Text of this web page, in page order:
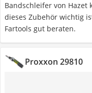
Bandschleifer von Hazet
dieses Zubehör wichtig
Fartools gut beraten.
Proxxon 29810